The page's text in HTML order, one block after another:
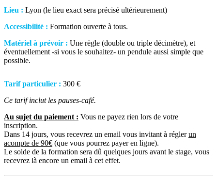
Lieu : Lyon (le lieu exact sera précisé ultérieurement)
Accessibilité : Formation ouverte à tous.
Matériel à prévoir : Une règle (double ou triple décimètre), et
éventuellement -si vous le souhaitez- un pendule aussi simple que
possible.
Tarif particulier : 300 €
Ce tarif inclut les pauses-café.
Au sujet du paiement : Vous ne payez rien lors de votre
inscription.
Dans 14 jours, vous recevrez un email vous invitant à régler un
acompte de 90€ (que vous pourrez payer en ligne).
Le solde de la formation sera dû quelques jours avant le stage, vous
recevrez là encore un email à cet effet.